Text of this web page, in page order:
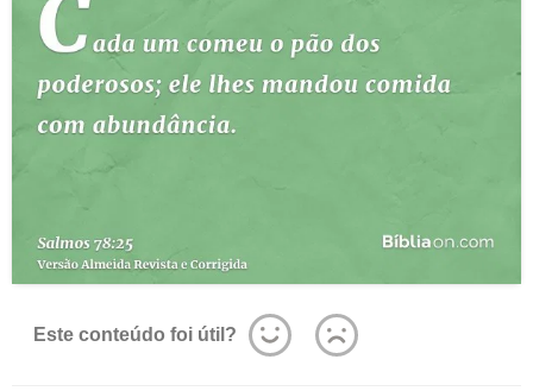
Este conteúdo foi útil?